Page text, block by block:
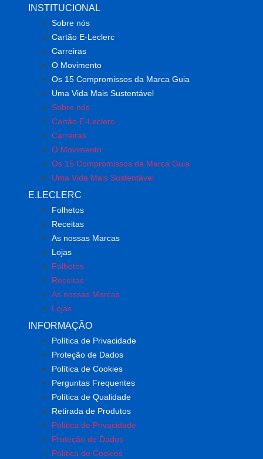
INSTITUCIONAL
Sobre nós
Cartão E-Leclerc
Carreiras
O Movimento
Os 15 Compromissos da Marca Guia
Uma Vida Mais Sustentável
Sobre nós
Cartão E-Leclerc
Carreiras
O Movimento
Os 15 Compromissos da Marca Guia
Uma Vida Mais Sustentável
E.LECLERC
Folhetos
Receitas
As nossas Marcas
Lojas
Folhetos
Receitas
As nossas Marcas
Lojas
INFORMAÇÃO
Política de Privacidade
Proteção de Dados
Política de Cookies
Perguntas Frequentes
Política de Qualidade
Retirada de Produtos
Política de Privacidade
Proteção de Dados
Política de Cookies